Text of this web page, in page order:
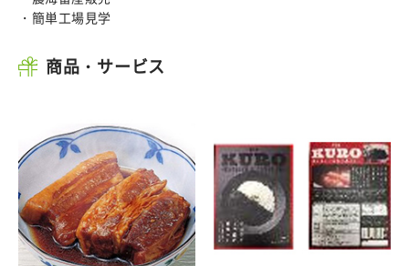
・簡単工場見学
商品・サービス